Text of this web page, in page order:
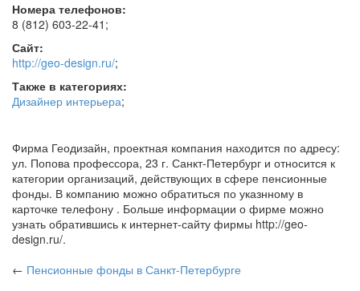
Номера телефонов:
8 (812) 603-22-41 ;
Сайт:
http://geo-design.ru/;
Также в категориях:
Дизайнер интерьера;
Фирма Геодизайн, проектная компания находится по адресу:
ул. Попова профессора, 23 г. Санкт-Петербург и относится к
категории организаций, действующих в сфере пенсионные
фонды. В компанию можно обратиться по указнному в
карточке телефону . Больше информации о фирме можно
узнать обратившись к интернет-сайту фирмы http://geo-
design.ru/.
← Пенсионные фонды в Санкт-Петербурге